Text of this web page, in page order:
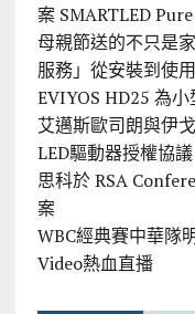
案 SMARTLED
母親節送的不只是
服務」從安裝到使
EVIYOS HD25 為
艾邁斯歐司朗與伊
LED驅動器授權協議
思科於 RSA
案
WBC經典賽中華隊
Video熱血直播